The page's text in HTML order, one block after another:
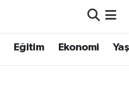
Eğitim Ekonomi